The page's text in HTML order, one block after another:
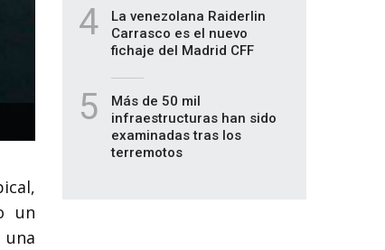
un
una
4
La venezolana Raiderlin
Carrasco es el nuevo
fichaje del Madrid CFF
5
Más de 50 mil
infraestructuras han sido
examinadas tras los
terremotos